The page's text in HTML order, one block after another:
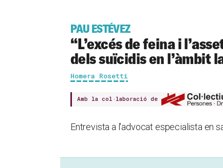
PAU ESTÉVEZ
“L’excés de feina i
dels suïcidis en l’àmbit
Homera Rosetti
Amb la col·laboració de
Entrevista a l'advocat especialista en